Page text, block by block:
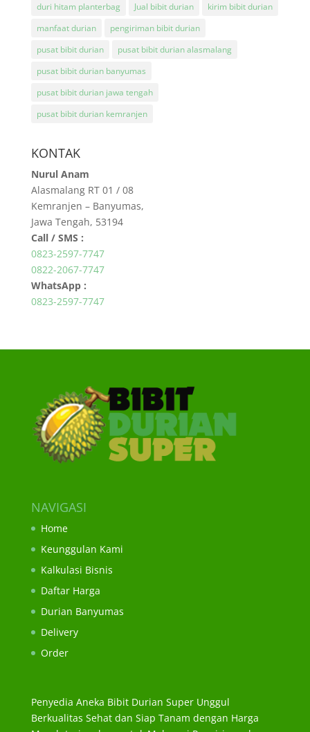
duri hitam planterbag
Jual bibit durian
kirim bibit durian
manfaat durian
pengiriman bibit durian
pusat bibit durian
pusat bibit durian alasmalang
pusat bibit durian banyumas
pusat bibit durian jawa tengah
pusat bibit durian kemranjen
KONTAK
Nurul Anam
Alasmalang RT 01 / 08
Kemranjen – Banyumas,
Jawa Tengah, 53194
Call / SMS :
0823-2597-7747
0822-2067-7747
WhatsApp :
0823-2597-7747
NAVIGASI
Home
Keunggulan Kami
Kalkulasi Bisnis
Daftar Harga
Durian Banyumas
Delivery
Order
Penyedia Aneka Bibit Durian Super Unggul
Berkualitas Sehat dan Siap Tanam dengan Harga